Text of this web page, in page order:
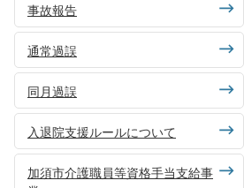
事故報告
通常過誤
同月過誤
入退院支援ルールについて
加須市介護職員等資格手当支給事